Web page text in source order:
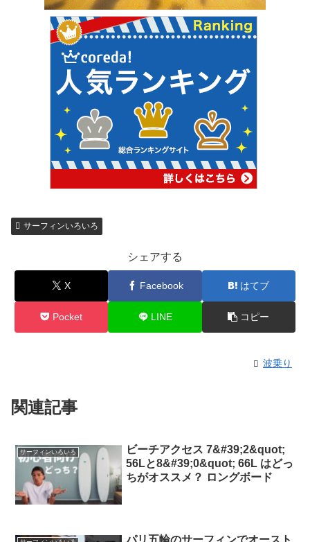
サーフィンいろいろ
シェアする
X Facebook はてブ
Pocket LINE コピー
波乗り
関連記事
サーフィンいろいろ
ビーチアクセス 7&#39;2&quot;
56Lと8&#39;0&quot; 66L はどっ
ちがオススメ？ ロングボード
パリ五輪のサーフィンでオースト